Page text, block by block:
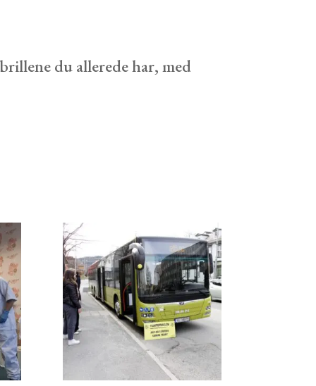
du allerede har, med